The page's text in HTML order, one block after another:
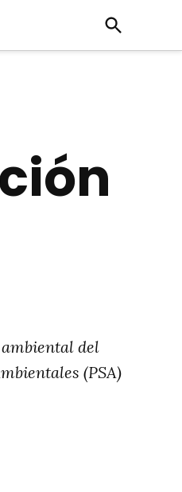
Open
Search
del
(PSA)